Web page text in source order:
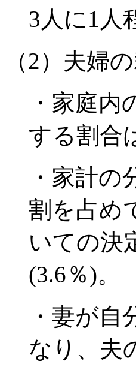
3人に1人
（2）夫婦
・家庭
する割合
・家計
割を占め
いての決
(3.6％)。
・妻が
なり、夫